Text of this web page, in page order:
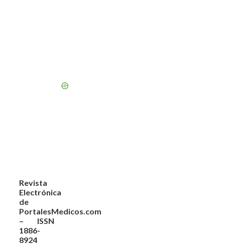
Revista
Electrónica
de
PortalesMedicos.com
– ISSN
1886-
8924